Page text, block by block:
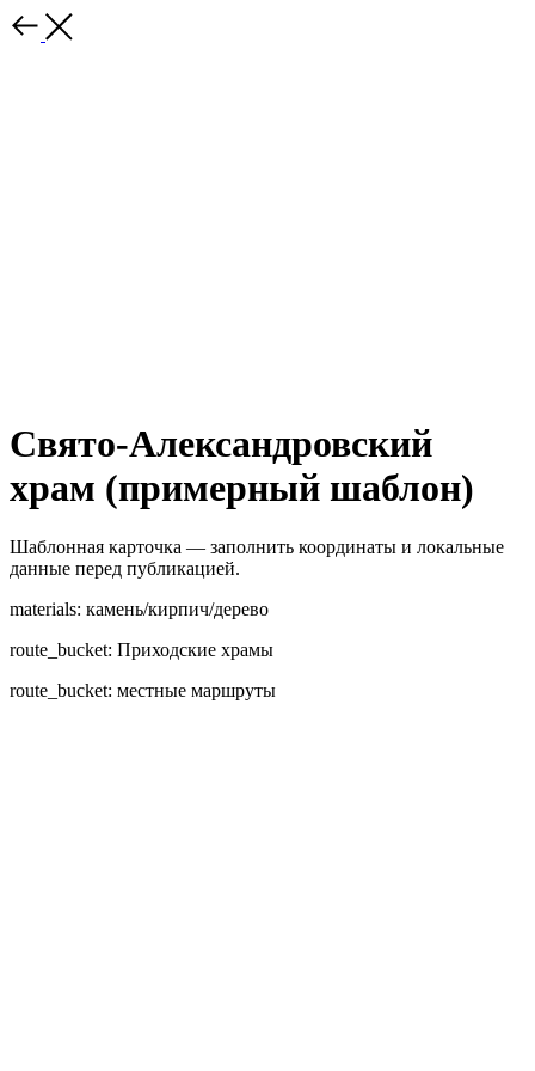
Свято-Александровский
храм (примерный шаблон)
Шаблонная карточка — заполнить координаты и локальные
данные перед публикацией.
materials: камень/кирпич/дерево
route_bucket: Приходские храмы
route_bucket: местные маршруты